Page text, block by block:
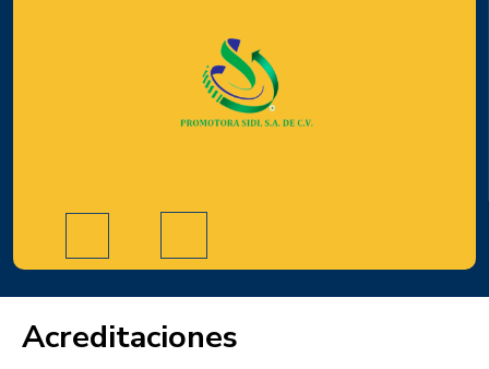
Button
Acreditaciones